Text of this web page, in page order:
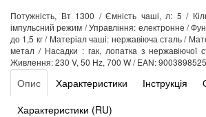
Потужність, Вт 1300 / Ємність чаші, л: 5 /
імпульсний режим / Управління: електронне /
до 1,5 кг / Матеріал чаші: нержавіюча сталь /
метал / Насадки : гак, лопатка з нержавіючої
Живлення: 230 V, 50 Hz, 700 W / EAN:
Опис Характеристики Інструкція
Характеристики (RU)